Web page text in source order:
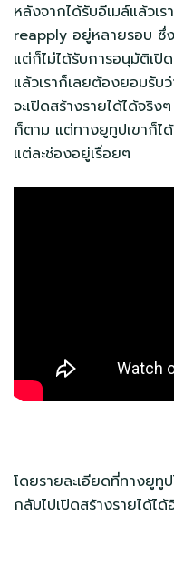
หลังจากได้รับอีเมล์แล้วเ
reapply อยู่หลายรอบ ซึ่
แต่ก็ไม่ได้รับการอนุมัติเปิ
แล้วเราก็เลยต้องยอมรั
จะเปิดสร้างรายได้ได้จริง
ก็ตาม แต่ทางยูทูปเขาก็ไ
แต่ละช่องอยู่เรื่อยๆ
โดยรายละเอียดที่ทางยูทู
กลับไปเปิดสร้างรายได้ไ